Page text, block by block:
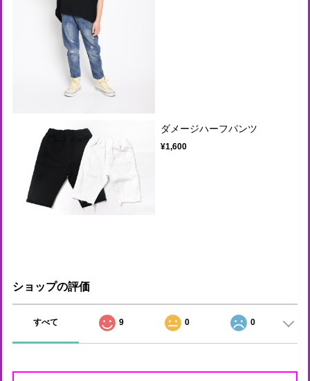
ダメージハーフパンツ
¥1,600
ショップの評価
すべて 9 0 0